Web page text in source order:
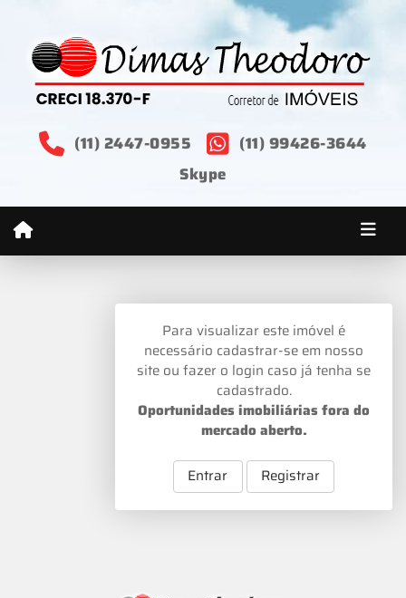
(11) 2447-0955
(11) 99426-3644
Skype
Para visualizar este imóvel é
necessário cadastrar-se em nosso
site ou fazer o login caso já tenha se
cadastrado.
Oportunidades imobiliárias fora do
mercado aberto.
Entrar Registrar